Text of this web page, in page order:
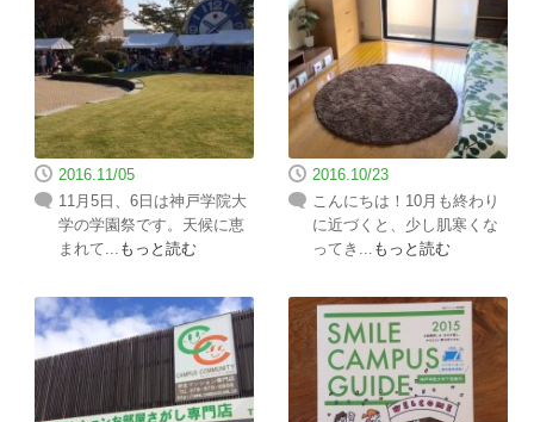
2016.11/05
11月5日、6日は神戸学院大
学の学園祭です。天候に恵
まれて... もっと読む
2016.10/23
こんにちは！10月も終わり
に近づくと、少し肌寒くな
ってき... もっと読む